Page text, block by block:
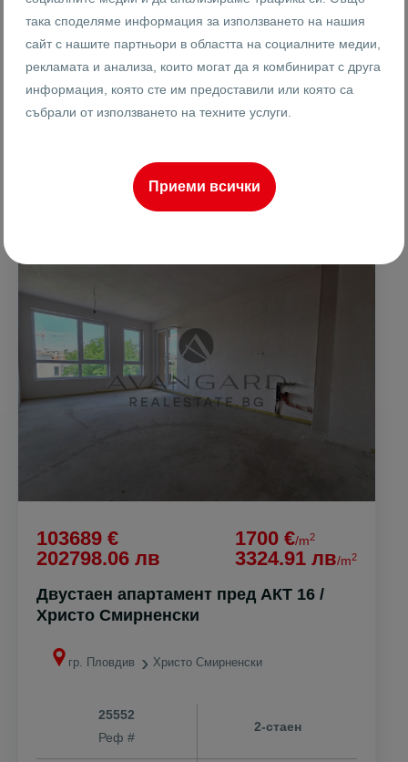
4 от4
Етаж
94 m
Площ
103689 €
202798.06 лв
1700 €/m2
3324.91 лв/m2
Двустаен апартамент пред АКТ 16 /
Христо Смирненски
гр. Пловдив Христо Смирненски
25552
Реф #
2-стаен
така споделяме информация за използването на нашия
сайт с нашите партньори в областта на социалните медии,
рекламата и анализа, които могат да я комбинират с друга
информация, която сте им предоставили или която са
събрали от използването на техните услуги.
Приеми всички